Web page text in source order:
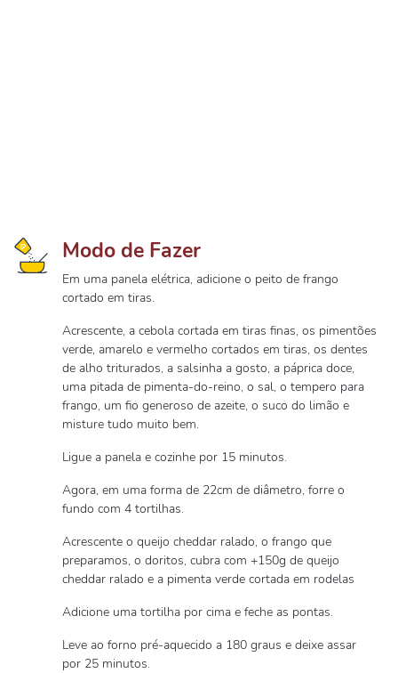
Modo de Fazer
Em uma panela elétrica, adicione o peito de frango
cortado em tiras.
Acrescente, a cebola cortada em tiras finas, os pimentões
verde, amarelo e vermelho cortados em tiras, os dentes
de alho triturados, a salsinha a gosto, a páprica doce,
uma pitada de pimenta-do-reino, o sal, o tempero para
frango, um fio generoso de azeite, o suco do limão e
misture tudo muito bem.
Ligue a panela e cozinhe por 15 minutos.
Agora, em uma forma de 22cm de diâmetro, forre o
fundo com 4 tortilhas.
Acrescente o queijo cheddar ralado, o frango que
preparamos, o doritos, cubra com +150g de queijo
cheddar ralado e a pimenta verde cortada em rodelas
Adicione uma tortilha por cima e feche as pontas.
Leve ao forno pré-aquecido a 180 graus e deixe assar
por 25 minutos.